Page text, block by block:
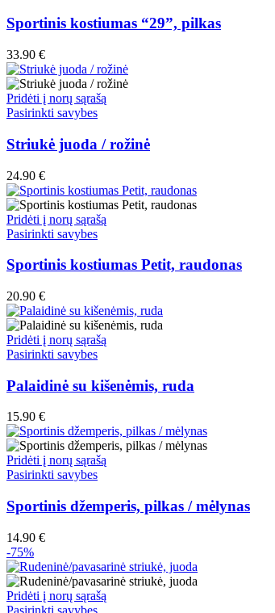
has
The
options
may
be
chosen
on
the
Sportinis kostiumas “29”, pilkas
33.90 €
Pridėti į norų sąrašą
Pasirinkti savybesThis
has
multiple
options
may
be
chosen
on
the
Striukė juoda / rožinė
24.90 €
Pridėti į norų sąrašą
Pasirinkti savybesThis
has
The
options
may
be
chosen
on
the
Sportinis kostiumas Petit, raudonas
20.90 €
Pridėti į norų sąrašą
Pasirinkti savybesThis
has
multiple
The
options
may
be
chosen
the
Palaidinė su kišenėmis, ruda
15.90 €
Pridėti į norų sąrašą
Pasirinkti savybesThis
has
multiple
options
may
be
chosen
Sportinis džemperis, pilkas / mėlynas
14.90 €
-75%
Pridėti į norų sąrašą
Pasirinkti savybesThis